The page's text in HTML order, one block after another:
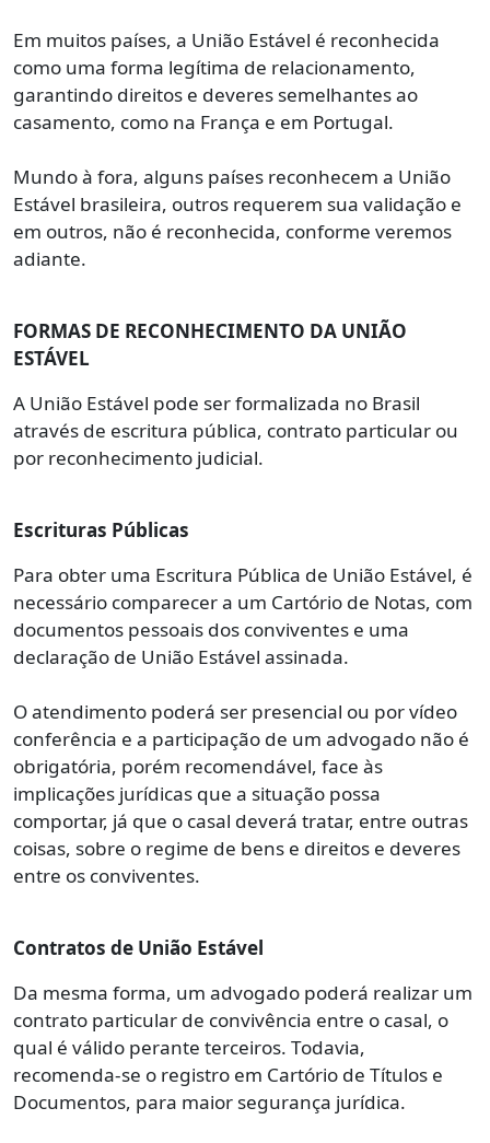
Em muitos países, a União Estável é reconhecida
como uma forma legítima de relacionamento,
garantindo direitos e deveres semelhantes ao
casamento, como na França e em Portugal.
Mundo à fora, alguns países reconhecem a União
Estável brasileira, outros requerem sua validação e
em outros, não é reconhecida, conforme veremos
adiante.
FORMAS DE RECONHECIMENTO DA UNIÃO
ESTÁVEL
A União Estável pode ser formalizada no Brasil
através de escritura pública, contrato particular ou
por reconhecimento judicial.
Escrituras Públicas
Para obter uma Escritura Pública de União Estável, é
necessário comparecer a um Cartório de Notas, com
documentos pessoais dos conviventes e uma
declaração de União Estável assinada.
O atendimento poderá ser presencial ou por vídeo
conferência e a participação de um advogado não é
obrigatória, porém recomendável, face às
implicações jurídicas que a situação possa
comportar, já que o casal deverá tratar, entre outras
coisas, sobre o regime de bens e direitos e deveres
entre os conviventes.
Contratos de União Estável
Da mesma forma, um advogado poderá realizar um
contrato particular de convivência entre o casal, o
qual é válido perante terceiros. Todavia,
recomenda-se o registro em Cartório de Títulos e
Documentos, para maior segurança jurídica.